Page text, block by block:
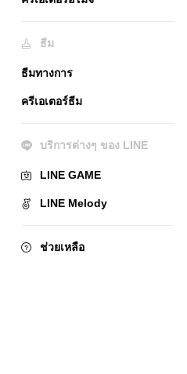
ธีม
ธีมทางการ
ครีเอเตอร์ธีม
บริการต่างๆ ของ LINE
LINE GAME
LINE Melody
ช่วยเหลือ